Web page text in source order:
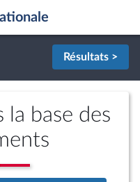
Résultats >
la base des